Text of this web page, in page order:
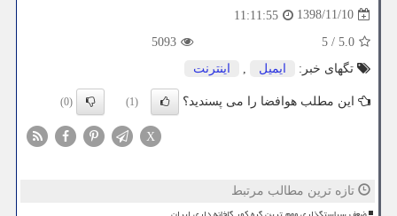
1398/11/10
11:11:55
5.0
/
5
5093
تگهای خبر:
ایمیل , اینترنت
این مطلب هوافضا را می پسندید؟ (1)
(0)
X
تازه ترین مطالب مرتبط